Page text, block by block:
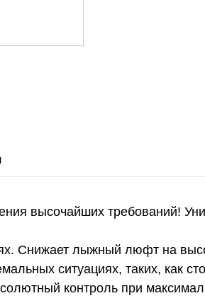
высочайших требований!
Снижает лыжный люфт на
ситуациях, таких, как
контроль при